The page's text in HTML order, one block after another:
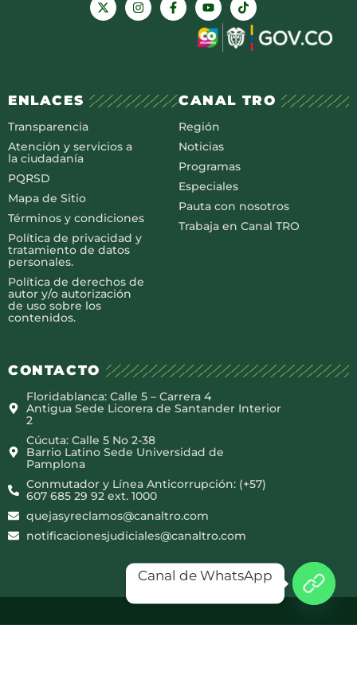
ENLACES
Transparencia
Atención y servicios a
la ciudadanía
PQRSD
Mapa de Sitio
Términos y condiciones
Política de privacidad y
tratamiento de datos
personales.
Política de derechos de
autor y/o autorización
de uso sobre los
contenidos.
CANAL TRO
Región
Noticias
Programas
Especiales
Pauta con nosotros
Trabaja en Canal TRO
CONTACTO
Floridablanca: Calle 5 – Carrera 4
Antigua Sede Licorera de Santander Interior
2
Cúcuta: Calle 5 No 2-38
Barrio Latino Sede Universidad de
Pamplona
Conmutador y Línea Anticorrupción: (+57)
607 685 29 92 ext. 1000
quejasyreclamos@canaltro.com
notificacionesjudiciales@canaltro.com
Canal de WhatsApp